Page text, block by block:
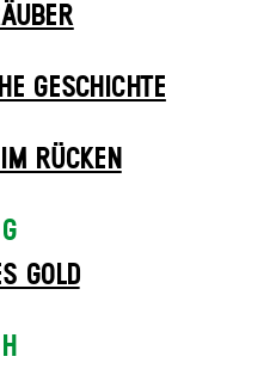
GESCHICHTE
RÜCKEN
G
GOLD
H